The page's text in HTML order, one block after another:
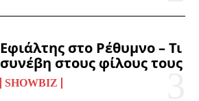
Εφιάλτης στο Ρέθυμνο – Τι
συνέβη στους φίλους τους
SHOWBIZ